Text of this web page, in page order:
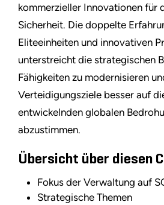
kommerzieller Innovationen für
Sicherheit. Die doppelte
Eliteeinheiten und innovativen
unterstreicht die strategischen
Fähigkeiten zu modernisieren
Verteidigungsziele besser auf
entwickelnden globalen
abzustimmen.
Übersicht über diesen
Fokus der Verwaltung auf
Strategische Themen